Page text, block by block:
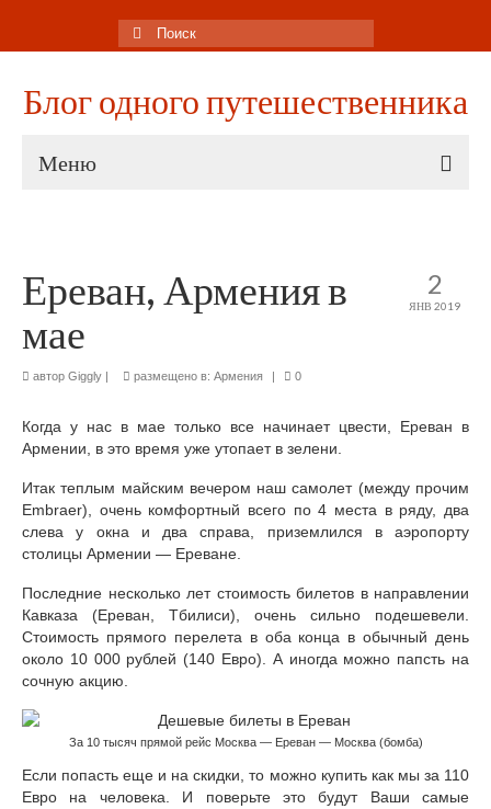
Поиск:
Блог одного путешественника
Меню
Достопримечательности Палермо
Острова Вулкано, Липари и Стромболи
Транспорт на Сицилии
Венеция город на воде
описание, карта
Экскурсии в Неаполе на русском языке
Отели и апартаменты Неаполя
Неаполь самостоятельно
Цены в Неаполе
2
ЯНВ 2019
Ереван, Армения в
мае
автор Giggly | размещено в: Армения | 0
Когда у нас в мае только все начинает цвести, Ереван в
Армении, в это время уже утопает в зелени.
Итак теплым майским вечером наш самолет (между прочим
Embraer), очень комфортный всего по 4 места в ряду, два
слева у окна и два справа, приземлился в аэропорту
столицы Армении — Ереване.
Последние несколько лет стоимость билетов в направлении
Кавказа (Ереван, Тбилиси), очень сильно подешевели.
Стоимость прямого перелета в оба конца в обычный день
около 10 000 рублей (140 Евро). А иногда можно папсть на
сочную акцию.
За 10 тысяч прямой рейс Москва — Ереван — Москва (бомба)
Если попасть еще и на скидки, то можно купить как мы за 110
Евро на человека. И поверьте это будут Ваши самые